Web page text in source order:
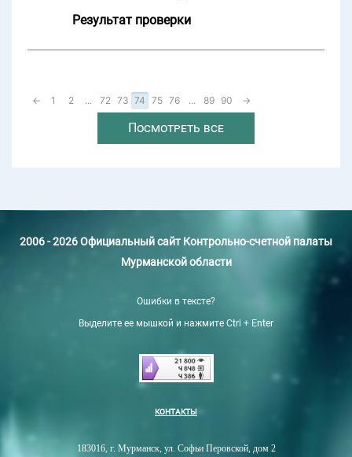
Результат проверки
← 1 2 ... 72 73 74 75 76 ... 89 90 →
Посмотреть все
2006 - 2026 Официальный сайт Контрольно-счетной палаты
Мурманской области
Ошибки в тексте?
Выделите ее мышкой и нажмите Ctrl + Enter
КОНТАКТЫ
183016, г. Мурманск, ул. Софьи Перовской, дом 2